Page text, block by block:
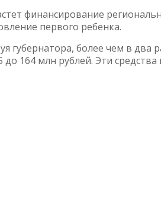
финансирование
первого ребенка.
губернатора, более чем в два
164 млн рублей. Эти